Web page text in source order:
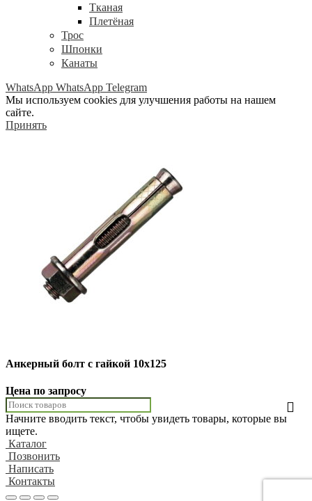
Тканая
Плетёная
Трос
Шпонки
Канаты
WhatsApp WhatsApp Telegram
Мы используем cookies для улучшения работы на нашем
сайте.
Принять
Анкерный болт с гайкой 10х125
Цена по запросу
Начните вводить текст, чтобы увидеть товары, которые вы
ищете.
Каталог
Позвонить
Написать
Контакты